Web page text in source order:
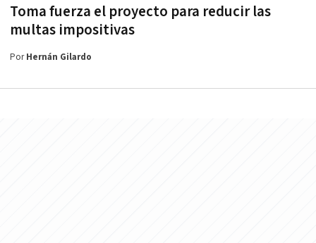
Toma fuerza el proyecto para reducir las
multas impositivas
PorHernán Gilardo